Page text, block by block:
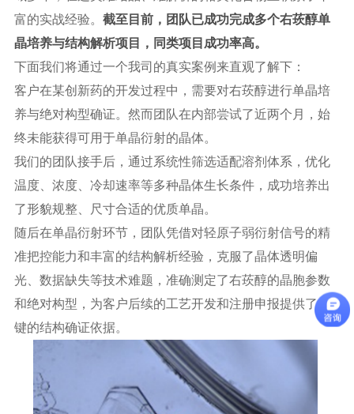
富的实战经验。 截至目前，团队已成功完成多个右莰醇单
晶培养与结构解析项目，同类项目成功率高。
下面我们将通过一个我司的真实案例来直观了解下：
客户在某创新药的开发过程中，需要对右莰醇进行单晶培
养与绝对构型确证。然而团队在内部尝试了近两个月，始
终未能获得可用于单晶衍射的晶体。
我们的团队接手后，通过系统性筛选适配溶剂体系，优化
温度、浓度、冷却速率等多种晶体生长条件，成功培养出
了形貌规整、尺寸合适的优质单晶。
随后在单晶衍射环节，团队凭借对轻原子弱衍射信号的精
准把控能力和丰富的结构解析经验，克服了晶体透明偏
光、数据缺失等技术难题，准确测定了右莰醇的晶胞参数
和绝对构型，为客户后续的工艺开发和注册申报提供了关
键的结构确证依据。